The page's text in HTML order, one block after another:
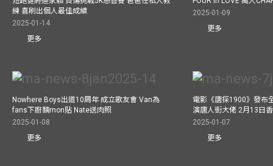
練 喜刷出個人最佳成績
2025-01-14
更多
2025-01-09
更多
Nowhere Boys出道10周年 成立歌友會 Van為
fans下廚黐mon貼 Nate送肉照
2025-01-08
更多
電影《唐探1900》發布
演唐人街大佬 2月13日
2025-01-07
更多